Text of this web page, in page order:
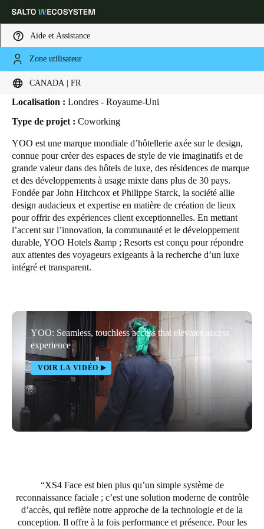
Aide et Assistance
Zone utilisateur
CANADA | FR
Sélectionnez vos paramètres de localisation et de langue
USA
English
Canada
EnglishFrançais
HOME SECTEURS
Yoo
Localisation : Londres - Royaume-Uni
Type de projet : Coworking
YOO est une marque mondiale d’hôtellerie axée sur le design,
connue pour créer des espaces de style de vie imaginatifs et de
grande valeur dans des hôtels de luxe, des résidences de marque
et des développements à usage mixte dans plus de 30 pays.
Fondée par John Hitchcox et Philippe Starck, la société allie
design audacieux et expertise en matière de création de lieux
pour offrir des expériences client exceptionnelles. En mettant
l’accent sur l’innovation, la communauté et le développement
durable, YOO Hotels &amp ; Resorts est conçu pour répondre
aux attentes des voyageurs exigeants à la recherche d’un luxe
intégré et transparent.
YOO: Seamless, touchless access that elevates access
experience
VOIR LA VIDÉO
XS4 Face est bien plus qu’un simple système de
reconnaissance faciale ; c’est une solution moderne de contrôle
d’accès, qui reflète notre approche de la technologie et de la
conception. Il offre à la fois performance et présence. Pour les